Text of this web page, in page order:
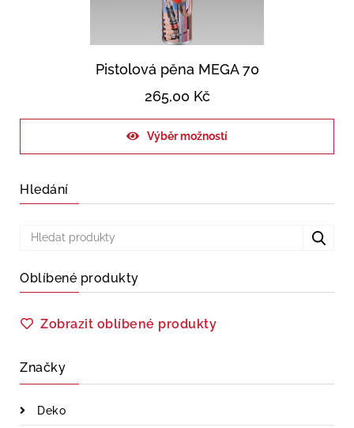
Pistolová pěna MEGA 70
265,00 Kč
Výběr možností
Hledání
Oblíbené produkty
Zobrazit oblíbené produkty
Značky
Deko